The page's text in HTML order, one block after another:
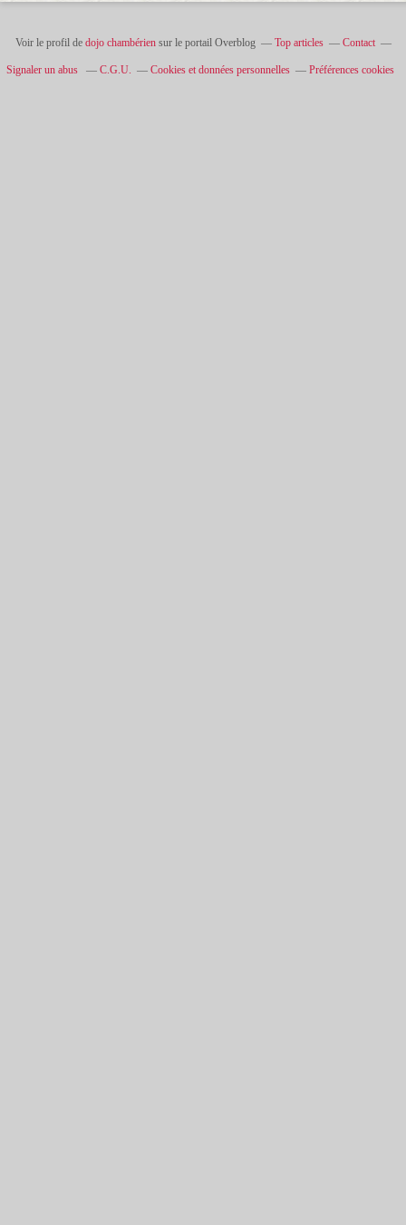
Voir le profil de dojo chambériensur le portail Overblog Top articles Contact
Signaler un abus C.G.U. Cookies et données personnelles Préférences cookies